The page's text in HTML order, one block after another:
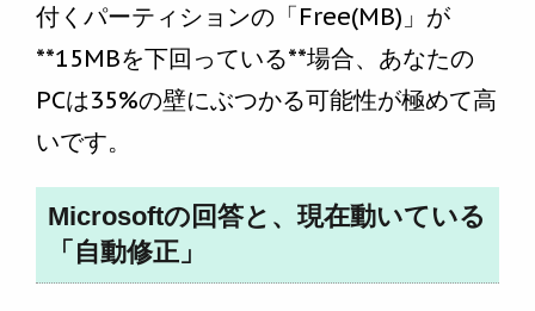
付くパーティションの「Free(MB)」が
**15MBを下回っている**場合、あなたの
PCは35%の壁にぶつかる可能性が極めて高
いです。
Microsoftの回答と、現在動いている
「自動修正」